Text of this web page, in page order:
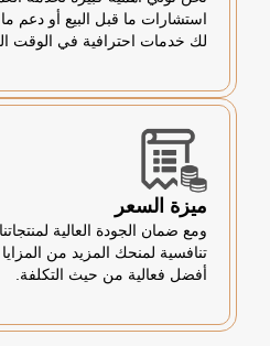
استشارات ما قبل البيع أو دعم ما
لك خدمات احترافية في الوقت
ميزة السعر
ومع ضمان الجودة العالية
تنافسية لمنحك المزيد من
أفضل فعالية من حيث التكلفة.